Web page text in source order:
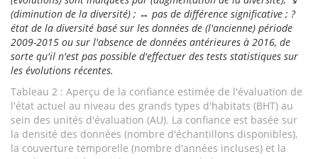
(diminution de la diversité) ; ↔ pas de différence significative ; ?
état de la diversité basé sur les données de (l'ancienne) période
2009-2015 ou sur l'absence de données antérieures à 2016, de
sorte qu'il n'est pas possible d'effectuer des tests statistiques sur
les évolutions récentes.
Tableau 2 : Aperçu de la confiance estimée de l'évaluation de
l'état actuel au niveau des grands types d'habitats (BHT) au
sein des unités d'évaluation (AU). La confiance est basée sur
la densité des données (nombre d'échantillons disponibles),
la couverture temporelle (nombre d'années incluses) et la